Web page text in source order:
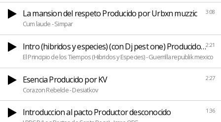
3:08
La mansion del respeto Producido por Urbxn muzzic
Cum laude - Simpar
2:21
Intro (hibridos y especies) (con Dj pest one) Producido por
El Principio de los Tiempos (Hibridos y Especies) - Guerrilla republik mexico
2:27
Esencia Producido por KV
Corazon Rebelde - Desiatkov
1:36
Introduccion al pacto Productor desconocido